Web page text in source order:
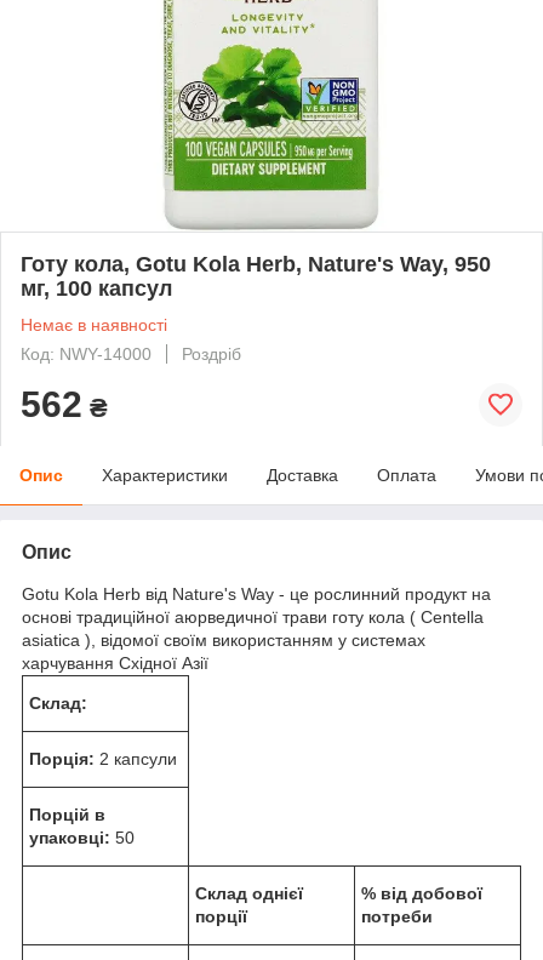
Готу кола, Gotu Kola Herb, Nature's Way, 950
мг, 100 капcул
Немає в наявності
Код: NWY-14000
Роздріб
562 ₴
Опис Характеристики Доставка Оплата Умови
Опис
Gotu Kola Herb від Nature's Way - це рослинний продукт на
основі традиційної аюрведичної трави готу кола ( Centella
asiatica ), відомої своїм використанням у системах
харчування Східної Азії
Склад:
Порція: 2 капсули
Порцій в
упаковці: 50
Склад однієї
порції
% від добової
потреби